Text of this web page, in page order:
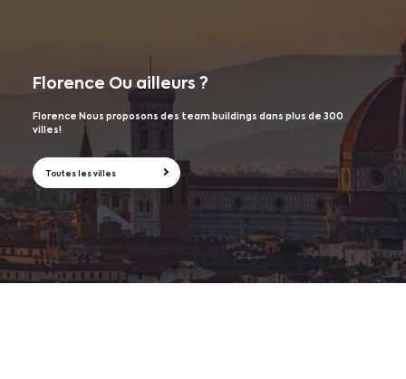
Florence Ou ailleurs ?
Florence Nous proposons des team buildings dans plus de 300
villes!
Toutes les villes